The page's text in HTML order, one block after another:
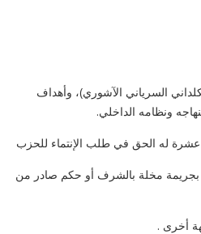
السرياني الآشوري)، وأهداف
ونظامه الداخلي.
بجريمة مخلة بالشرف أو حكم صادر من